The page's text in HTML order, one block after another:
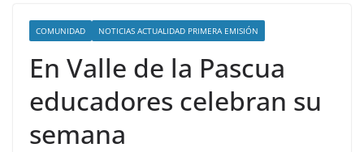
COMUNIDAD NOTICIAS ACTUALIDAD PRIMERA EMISIÓN
En Valle de la Pascua
educadores celebran su
semana